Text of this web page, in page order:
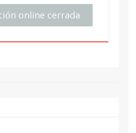
online cerrada